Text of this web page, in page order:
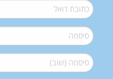
דואל*
סיסמה*
סיסמה (שוב)*